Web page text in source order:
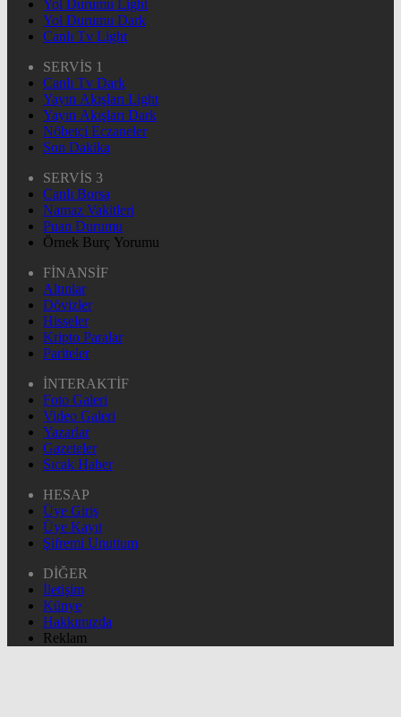
Yol Durumu Light
Yol Durumu Dark
Canlı Tv Light
SERVİS 1
Canlı Tv Dark
Yayın Akışları Light
Yayın Akışları Dark
Nöbetçi Eczaneler
Son Dakika
SERVİS 3
Canlı Borsa
Namaz Vakitleri
Puan Durumu
Örnek Burç Yorumu
FİNANSİF
Altınlar
Dövizler
Hisseler
Kripto Paralar
Pariteler
İNTERAKTİF
Foto Galeri
Video Galeri
Yazarlar
Gazeteler
Sıcak Haber
HESAP
Üye Giriş
Üye Kayıt
Şifremi Unuttum
DİĞER
İletişim
Künye
Hakkımızda
Reklam